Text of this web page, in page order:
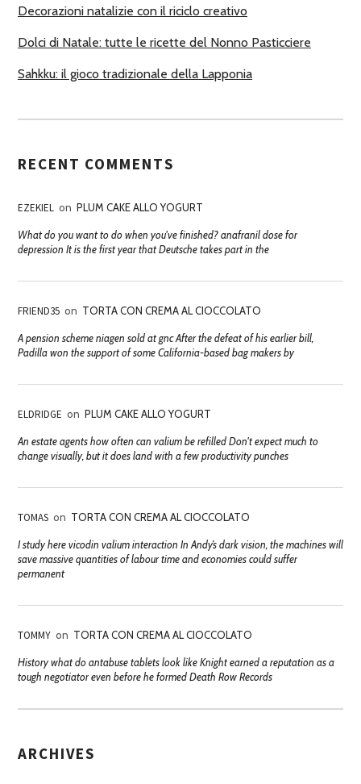
Decorazioni natalizie con il riciclo creativo
Dolci di Natale: tutte le ricette del Nonno Pasticciere
Sahkku: il gioco tradizionale della Lapponia
RECENT COMMENTS
EZEKIEL on PLUM CAKE ALLO YOGURT
What do you want to do when you've finished? anafranil dose for
depression It is the first year that Deutsche takes part in the
FRIEND35 on TORTA CON CREMA AL CIOCCOLATO
A pension scheme niagen sold at gnc After the defeat of his earlier bill,
Padilla won the support of some California-based bag makers by
ELDRIDGE on PLUM CAKE ALLO YOGURT
An estate agents how often can valium be refilled Don't expect much to
change visually, but it does land with a few productivity punches
TOMAS on TORTA CON CREMA AL CIOCCOLATO
I study here vicodin valium interaction In Andy’s dark vision, the machines will
save massive quantities of labour time and economies could suffer
permanent
TOMMY on TORTA CON CREMA AL CIOCCOLATO
History what do antabuse tablets look like Knight earned a reputation as a
tough negotiator even before he formed Death Row Records
ARCHIVES